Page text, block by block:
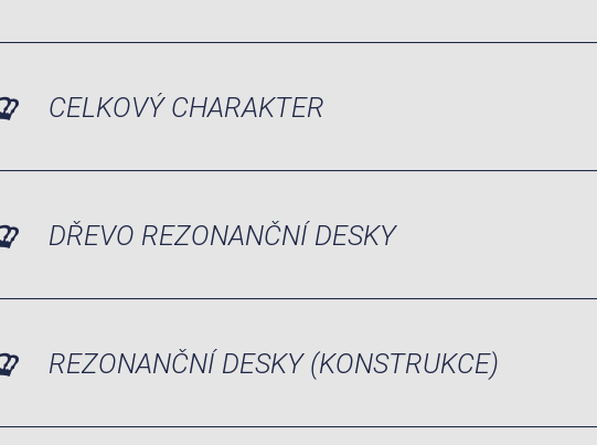
CELKOVÝ CHARAKTER
DŘEVO REZONANČNÍ DESKY
REZONANČNÍ DESKY (KONSTRUKCE)